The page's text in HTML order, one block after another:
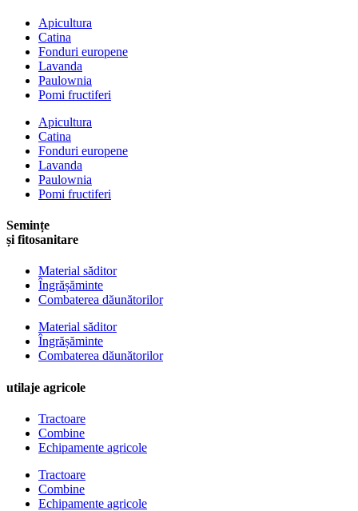
Apicultura
Catina
Fonduri europene
Lavanda
Paulownia
Pomi fructiferi
Apicultura
Catina
Fonduri europene
Lavanda
Paulownia
Pomi fructiferi
Semințe
și fitosanitare
Material săditor
Îngrășăminte
Combaterea dăunătorilor
Material săditor
Îngrășăminte
Combaterea dăunătorilor
utilaje agricole
Tractoare
Combine
Echipamente agricole
Tractoare
Combine
Echipamente agricole